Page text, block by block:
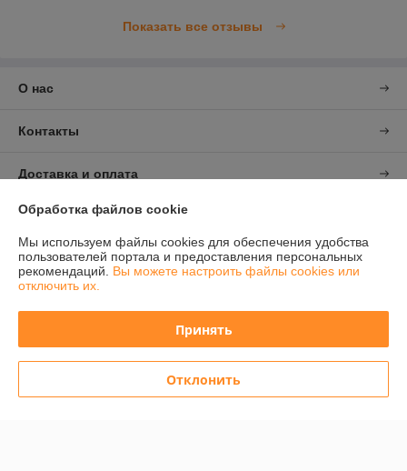
Показать все отзывы
О нас
Контакты
Доставка и оплата
График работы
Полная версия сайта
Сайт создан на платформе Deal.by
Обработка файлов cookie
Мы используем файлы cookies для обеспечения удобства
пользователей портала и предоставления персональных
рекомендаций. Вы можете настроить файлы cookies или
отключить их.
Принять
Отклонить